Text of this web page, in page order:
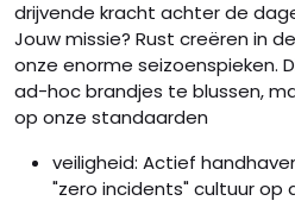
drijvende kracht achter de
Jouw missie? Rust creëren in
onze enorme seizoenspieken.
ad-hoc brandjes te blussen,
op onze standaarden
veiligheid: Actief
"zero incidents" cultuur op